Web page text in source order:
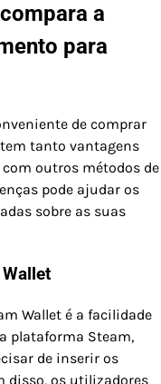
a
para
de comprar
tanto vantagens
outros métodos de
pode ajudar os
sobre as suas
Wallet é a facilidade
plataforma Steam,
de inserir os
disso, os utilizadores